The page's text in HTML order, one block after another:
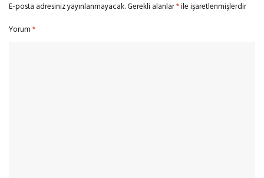
E-posta adresiniz yayınlanmayacak.Gerekli alanlar*ile işaretlenmişlerdir
Yorum*